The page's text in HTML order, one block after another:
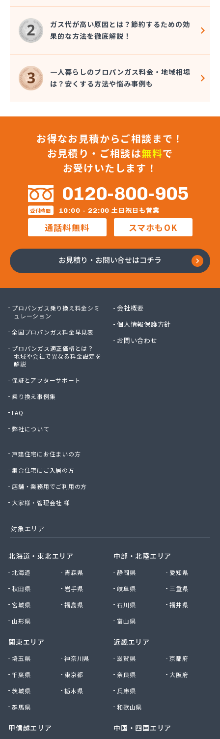
株式会社星野住設
株式会社石田商店
株式会社千代峯商店
株式会社大久保商店
株式会社大谷鉱油
株式会社町田商店
株式会社町田燃料店
株式会社長谷川商店
株式会社渡辺商店
株式会社東京水沢商店 狭山営業所
株式会社東武商会
株式会社奈良屋燃料
株式会社内田商店 朝霞営業所
株式会社内田商店 鶴ヶ島営業所
株式会社日光溶材
株式会社豊田設備
株式会社木村周作商店
株式会社澤利喜商店
関口産業株式会社 菖蒲充てん所
岩槻液化ガス(協)
吉岡燃料店
共栄クリーンガス株式会社
狭山液化石油ガス協同組合
郡店中島商店
江澤商事株式会社
今井商店
佐藤興産株式会社 三橋事業本部
坂戸ガス株式会社
埼玉ガス販売株式会社
埼玉県南液化瓦斯事業協同組合
埼玉中央農業協同組合LPガスセンター
三ツ輪産業株式会社 首都圏支店 草加営業所
三栄ガス株式会社
山二ガス株式会社 坂戸営業所
市川石油株式会社
市川燃料店
小久保商店
小原住設株式会社
小森谷燃料店
小池化学株式会社さいたま
昭和ガス株式会社 坂戸・鶴ヶ島支店
松井商事株式会社
沼口商店
ガス代が高い原因とは？節約するための効
果的な方法を徹底解説！
一人暮らしのプロパンガス料金・地域相場
は？安くする方法や悩み事例も
お得なお見積からご相談まで！
お見積り・ご相談は無料で
お受けいたします！
0120-800-905
受付時間 10:00 - 22:00 土日祝日も営業
通話料無料 スマホもOK
お見積り・お問い合せはコチラ
プロパンガス乗り換え料金シミ
ュレーション
全国プロパンガス料金早見表
プロパンガス適正価格とは？
地域や会社で異なる料金設定を
解説
保証とアフターサポート
乗り換え事例集
FAQ
弊社について
戸建住宅にお住まいの方
集合住宅にご入居の方
店舗・業務用でご利用の方
大家様・管理会社 様
会社概要
個人情報保護方針
お問い合わせ
対象エリア
北海道・東北エリア
北海道
青森県
秋田県
岩手県
宮城県
福島県
山形県
関東エリア
埼玉県
神奈川県
千葉県
東京都
茨城県
栃木県
群馬県
甲信越エリア
中部・北陸エリア
静岡県
愛知県
岐阜県
三重県
石川県
福井県
富山県
近畿エリア
滋賀県
京都府
奈良県
大阪府
兵庫県
和歌山県
中国・四国エリア